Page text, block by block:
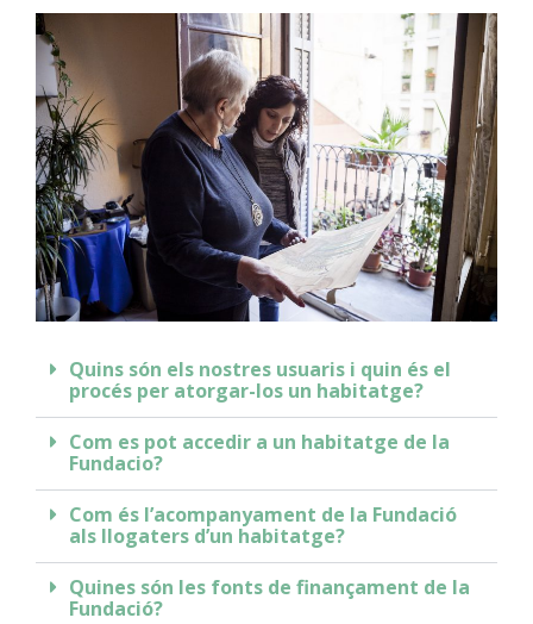
Quins són els nostres usuaris i quin és el
procés per atorgar-los un habitatge?
Com es pot accedir a un habitatge de la
Fundacio?
Com és l’acompanyament de la Fundació
als llogaters d’un habitatge?
Quines són les fonts de finançament de la
Fundació?